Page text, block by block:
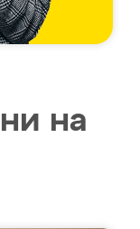
на